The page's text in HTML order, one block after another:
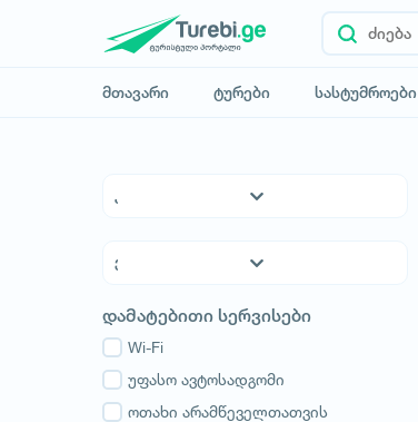
მთავარი ტურები სასტუმროები
4* სასტუმროები
ჰოსტელები
საოჯახო სასტუმროები
აპარტამენტები
კოტეჯები
კახეთი
თბილისი
მცხეთა-მთიანეთი
შიდა ქართლი
დამატებითი სერვისები
Wi-Fi
უფასო ავტოსადგომი
ოთახი არამწეველთათვის